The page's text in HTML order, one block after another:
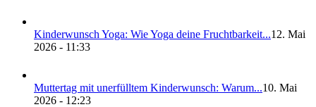
Kin­der­wunsch Yoga: Wie Yoga dei­ne Frucht­bar­keit...12. Mai
2026 - 11:33
Mut­ter­tag mit uner­füll­tem Kin­der­wunsch: War­um...10. Mai
2026 - 12:23